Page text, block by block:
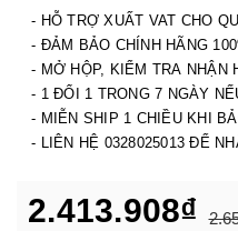
- HỖ TRỢ XUẤT VAT CHO
- ĐẢM BẢO CHÍNH HÃNG
- MỞ HỘP, KIỂM TRA NHẬN
- 1 ĐỔI 1 TRONG 7 NGÀY
- MIỄN SHIP 1 CHIỀU KHI
- LIÊN HỆ 0328025013 ĐỂ
2.413.908₫